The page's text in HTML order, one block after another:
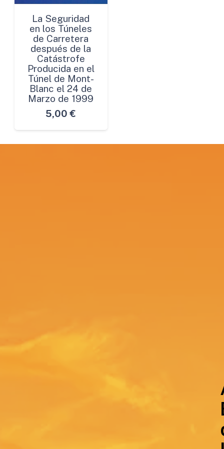
La Seguridad
en los Túneles
de Carretera
después de la
Catástrofe
Producida en el
Túnel de Mont-
Blanc el 24 de
Marzo de 1999
5,00 €